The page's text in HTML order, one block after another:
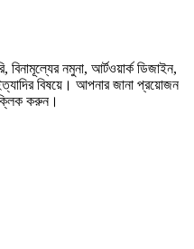
বিনামূল্যের নমুনা, আর্টওয়ার্ক ডিজাইন,
বিষয়ে। আপনার জানা প্রয়োজন
করুন।